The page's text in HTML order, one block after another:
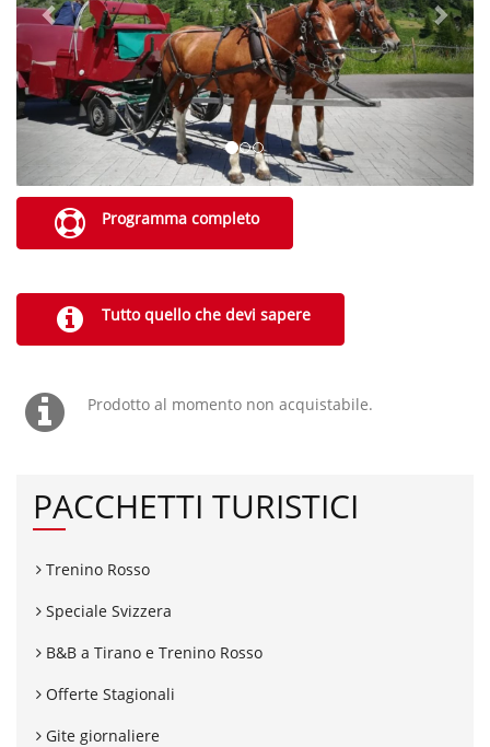
Programma completo
Tutto quello che devi sapere
Prodotto al momento non acquistabile.
PACCHETTI TURISTICI
Trenino Rosso
Speciale Svizzera
B&B a Tirano e Trenino Rosso
Offerte Stagionali
Gite giornaliere